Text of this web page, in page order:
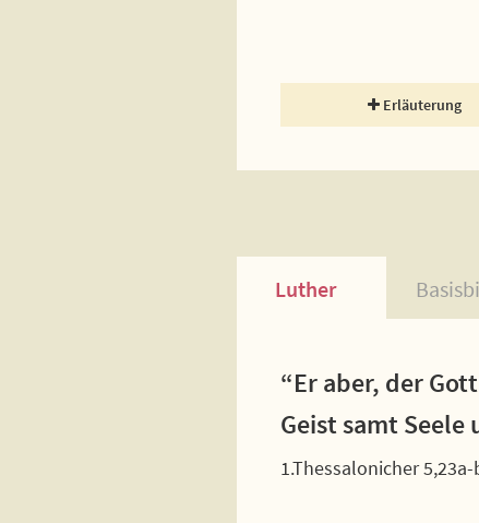
Erläuterung
Luther
“Er aber, der
Geist samt Seele
1.Thessalonicher 5,23a-